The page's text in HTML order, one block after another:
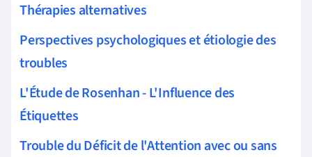
Thérapies alternatives
Perspectives psychologiques et étiologie des
troubles
L'Étude de Rosenhan - L'Influence des
Étiquettes
Trouble du Déficit de l'Attention avec ou sans